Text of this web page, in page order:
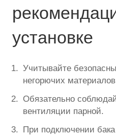
установке
Учитывайте
негорючих
Обязательно
вентиляции парной.
При подключении